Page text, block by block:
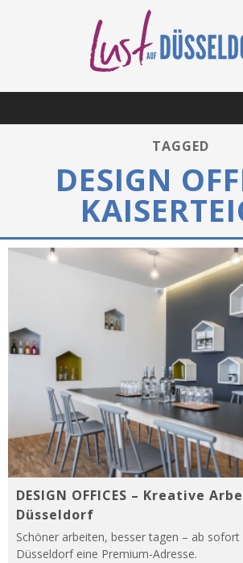
TAGGED
DESIGN
DESIGN OFFICES – Kreative
Düsseldorf
Schöner arbeiten, besser tagen – ab
Düsseldorf eine Premium-Adresse.